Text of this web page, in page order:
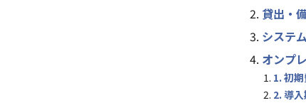
貸出・
システ
オンプ
1. 初
2. 導